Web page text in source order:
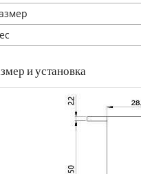
и установка